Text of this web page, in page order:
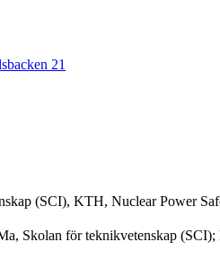
21
(SCI), KTH, Nuclear Power
Skolan för teknikvetenskap